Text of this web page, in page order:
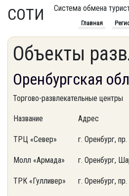
СОТИ Система обмена
Главная
Объекты
Оренбургская
Торгово-развлекательные центры
Название Адрес
ТРЦ «Север» г. Оренбург,
Молл «Армада» г. Оренбург,
ТРК «Гулливер» г. Оренбург,